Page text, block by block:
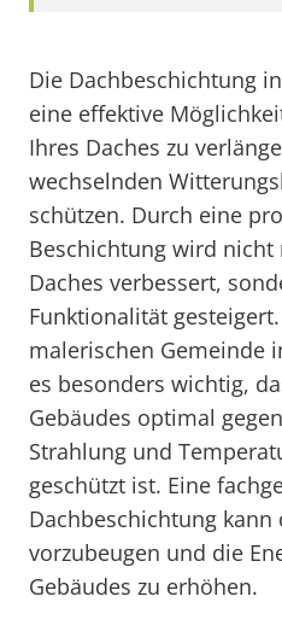
Die Dachbeschichtung
eine effektive
Ihres Daches zu
wechselnden
schützen. Durch eine
Beschichtung wird nicht
Daches verbessert,
Funktionalität
malerischen Gemeinde
es besonders wichtig,
Gebäudes optimal
Strahlung und
geschützt ist. Eine
Dachbeschichtung kann
vorzubeugen und die
Gebäudes zu erhöhen.